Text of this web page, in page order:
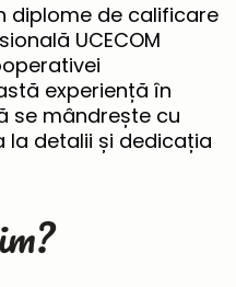
diplome de calificare
UCECOM
experiență în
se mândrește cu
la detalii și dedicația